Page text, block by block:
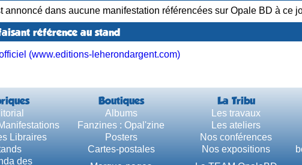
annoncé dans aucune manifestation référencées sur Opale BD à ce
référence au stand
(www.editions-leherondargent.com)
Boutiques La Tribu
Albums Les travaux
Fanzines : Opal'zine Les ateliers
Libraires
Posters Nos conférences
Cartes-postales Nos expositions
des